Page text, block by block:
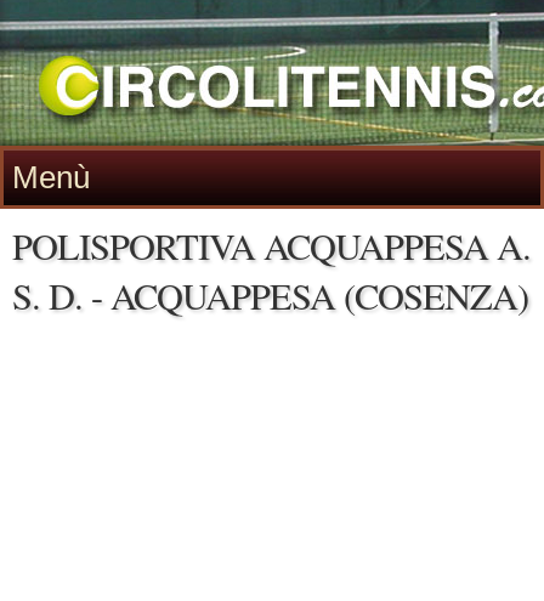
Menù
POLISPORTIVA ACQUAPPESA A.
S. D. - ACQUAPPESA (COSENZA)